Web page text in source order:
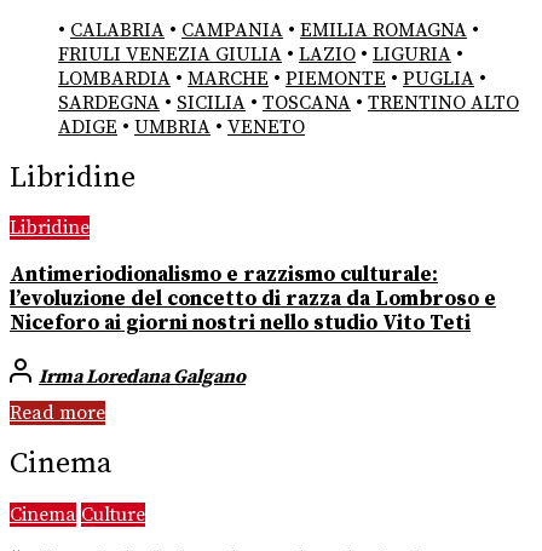
• CALABRIA • CAMPANIA • EMILIA ROMAGNA •
FRIULI VENEZIA GIULIA • LAZIO • LIGURIA •
LOMBARDIA • MARCHE • PIEMONTE • PUGLIA •
SARDEGNA • SICILIA • TOSCANA • TRENTINO ALTO
ADIGE • UMBRIA • VENETO
Libridine
Libridine
Antimeriodionalismo e razzismo culturale:
l’evoluzione del concetto di razza da Lombroso e
Niceforo ai giorni nostri nello studio Vito Teti
Irma Loredana Galgano
Read more
Cinema
Cinema Culture